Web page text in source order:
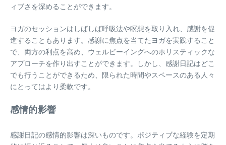
ィブさを深めることができます。
ヨガのセッションはしばしば呼吸法や瞑想を取り入れ、感謝を促
進することもあります。感謝に焦点を当てたヨガを実践すること
で、両方の利点を高め、ウェルビーイングへのホリスティックな
アプローチを作り出すことができます。しかし、感謝日記はどこ
でも行うことができるため、限られた時間やスペースのある人々
にとってはより柔軟です。
感情的影響
感謝日記の感情的影響は深いものです。ポジティブな経験を定期